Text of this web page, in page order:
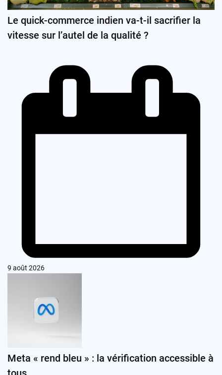
Le quick-commerce indien va-t-il sacrifier la
vitesse sur l’autel de la qualité ?
9 août 2026
Meta « rend bleu » : la vérification accessible à